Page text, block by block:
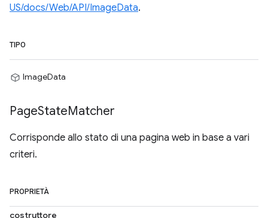
US/docs/Web/API/ImageData.
TIPO
ImageData
PageStateMatcher
Corrisponde allo stato di una pagina web in base a vari
criteri.
PROPRIETÀ
costruttore